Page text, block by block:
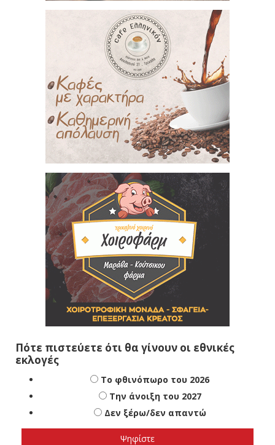
Πότε πιστεύετε ότι θα γίνουν οι εθνικές
εκλογές
Το φθινόπωρο του 2026